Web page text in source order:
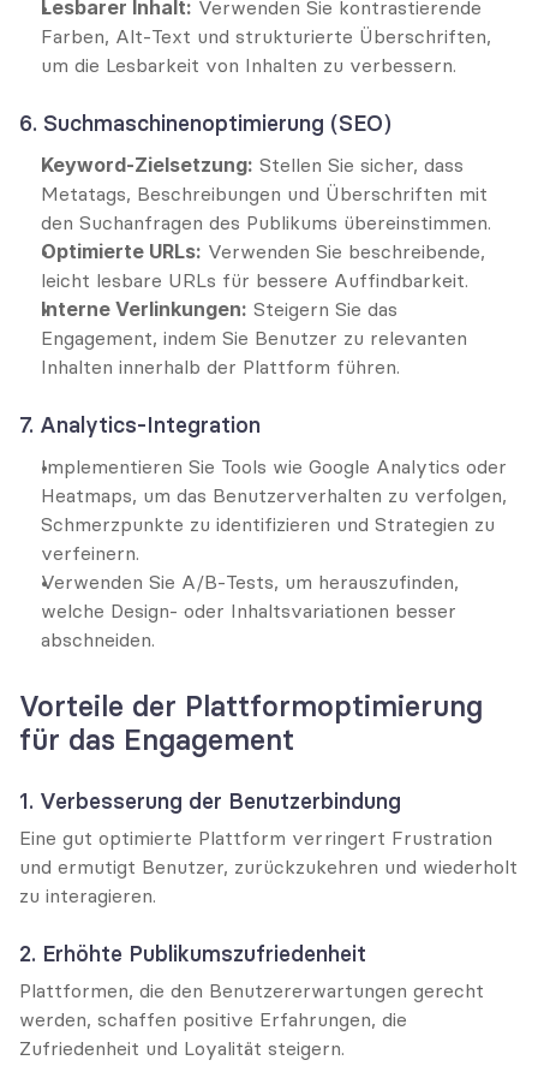
Lesbarer Inhalt: Verwenden Sie kontrastierende
Farben, Alt-Text und strukturierte Überschriften,
um die Lesbarkeit von Inhalten zu verbessern.
6. Suchmaschinenoptimierung (SEO)
Keyword-Zielsetzung: Stellen Sie sicher, dass
Metatags, Beschreibungen und Überschriften mit
den Suchanfragen des Publikums übereinstimmen.
Optimierte URLs: Verwenden Sie beschreibende,
leicht lesbare URLs für bessere Auffindbarkeit.
Interne Verlinkungen: Steigern Sie das
Engagement, indem Sie Benutzer zu relevanten
Inhalten innerhalb der Plattform führen.
7. Analytics-Integration
Implementieren Sie Tools wie Google Analytics oder
Heatmaps, um das Benutzerverhalten zu verfolgen,
Schmerzpunkte zu identifizieren und Strategien zu
verfeinern.
Verwenden Sie A/B-Tests, um herauszufinden,
welche Design- oder Inhaltsvariationen besser
abschneiden.
Vorteile der Plattformoptimierung
für das Engagement
1. Verbesserung der Benutzerbindung
Eine gut optimierte Plattform verringert Frustration
und ermutigt Benutzer, zurückzukehren und wiederholt
zu interagieren.
2. Erhöhte Publikumszufriedenheit
Plattformen, die den Benutzererwartungen gerecht
werden, schaffen positive Erfahrungen, die
Zufriedenheit und Loyalität steigern.